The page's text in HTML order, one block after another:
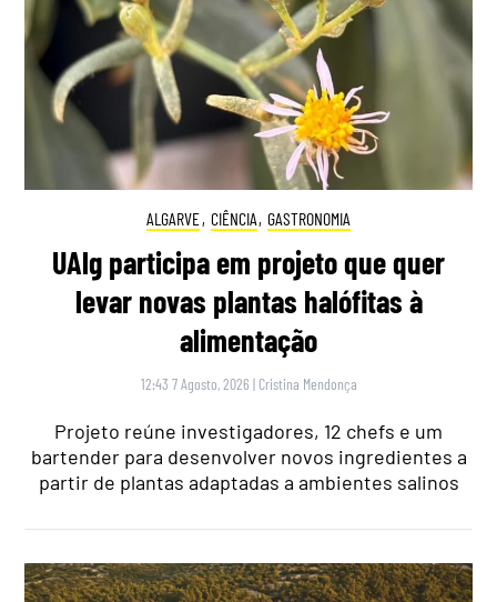
ALGARVE, CIÊNCIA, GASTRONOMIA
UAlg participa em projeto que quer
levar novas plantas halófitas à
alimentação
12:43 7 Agosto, 2026 | Cristina Mendonça
Projeto reúne investigadores, 12 chefs e um
bartender para desenvolver novos ingredientes a
partir de plantas adaptadas a ambientes salinos